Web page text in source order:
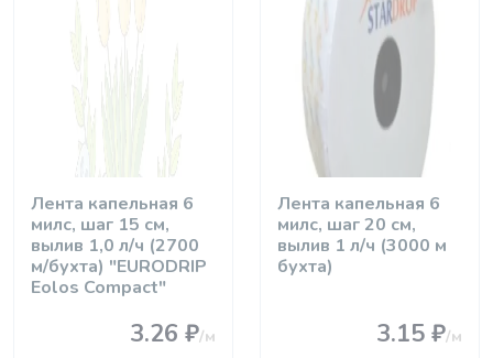
Лента капельная 6
милс, шаг 15 см,
вылив 1,0 л/ч (2700
м/бухта) "EURODRIP
Eolos Compact"
3.26 ₽/м
Лента капельная 6
милс, шаг 20 см,
вылив 1 л/ч (3000 м
бухта)
3.15 ₽/м